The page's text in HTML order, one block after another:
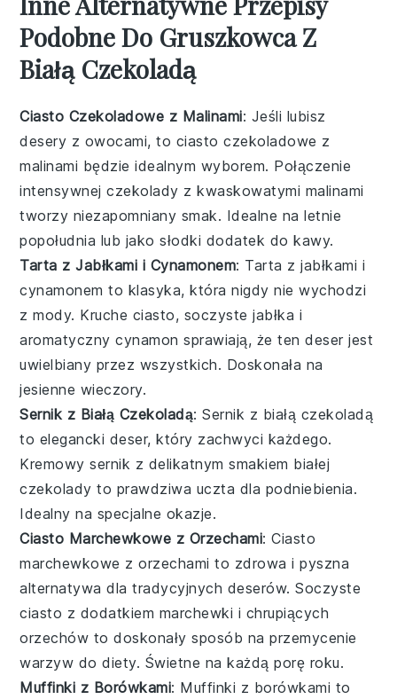
Podobne Do Gruszkowca Z
Białą Czekoladą
Ciasto Czekoladowe z Malinami: Jeśli lubisz
desery z owocami, to ciasto czekoladowe z
malinami będzie idealnym wyborem. Połączenie
intensywnej czekolady z kwaskowatymi malinami
tworzy niezapomniany smak. Idealne na letnie
popołudnia lub jako słodki dodatek do kawy.
Tarta z Jabłkami i Cynamonem: Tarta z jabłkami i
cynamonem to klasyka, która nigdy nie wychodzi
z mody. Kruche ciasto, soczyste jabłka i
aromatyczny cynamon sprawiają, że tendeser jest
uwielbiany przez wszystkich. Doskonała na
jesienne wieczory.
Sernik z Białą Czekoladą: Sernik z białą czekoladą
to elegancki deser, który zachwyci każdego.
Kremowy sernik z delikatnym smakiem białej
czekolady to prawdziwa uczta dla podniebienia.
Idealny na specjalne okazje.
Ciasto Marchewkowe z Orzechami: Ciasto
marchewkowe z orzechami to zdrowa i pyszna
alternatywa dla tradycyjnych deserów. Soczyste
ciasto z dodatkiem marchewki i chrupiących
orzechów to doskonały sposób na przemycenie
warzyw do diety. Świetne na każdą porę roku.
Muffinki z Borówkami: Muffinki z borówkami to